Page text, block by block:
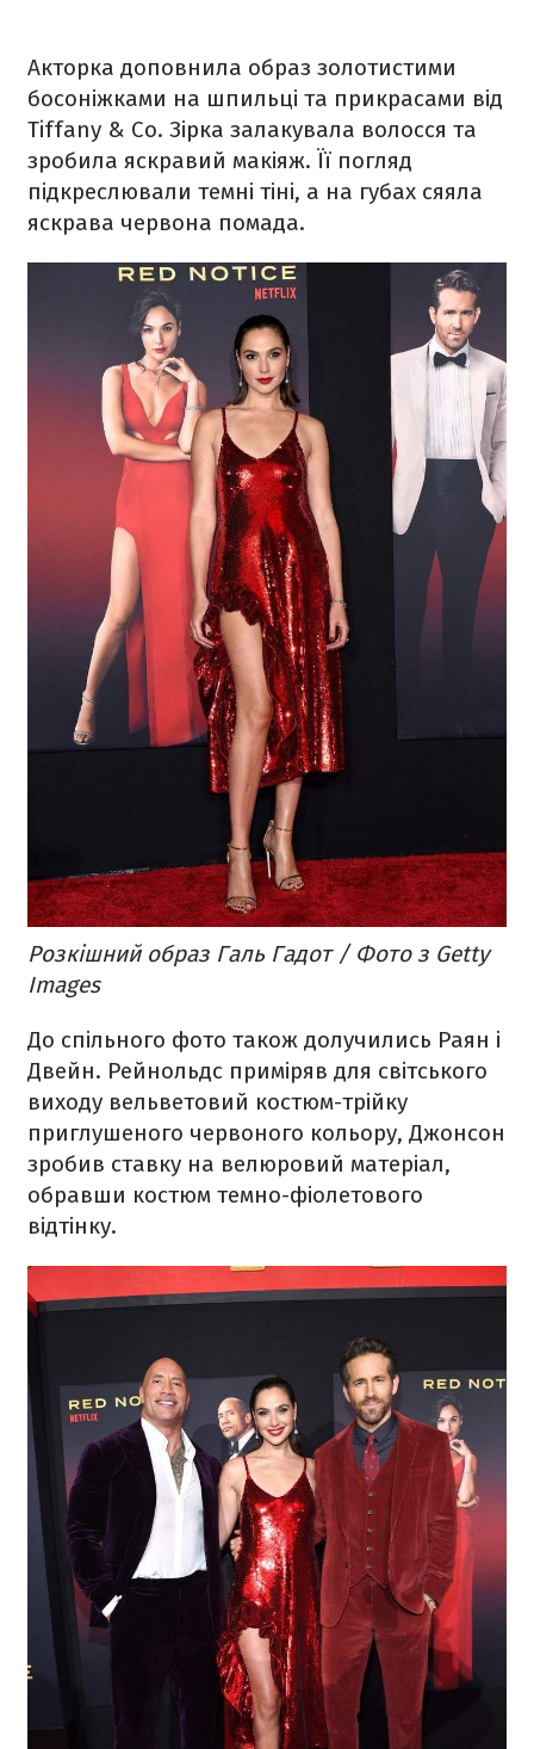
Акторка доповнила образ золотистими
босоніжками на шпильці та прикрасами від
Tiffany & Co. Зірка залакувала волосся та
зробила яскравий макіяж. Її погляд
підкреслювали темні тіні, а на губах сяяла
яскрава червона помада.
Розкішний образ Галь Гадот / Фото з Getty
Images
До спільного фото також долучились Раян і
Двейн. Рейнольдс приміряв для світського
виходу вельветовий костюм-трійку
приглушеного червоного кольору, Джонсон
зробив ставку на велюровий матеріал,
обравши костюм темно-фіолетового
відтінку.